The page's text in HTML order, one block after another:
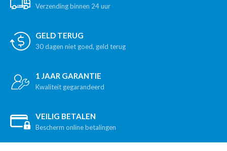
Verzending binnen 24 uur
GELD TERUG
30 dagen niet goed, geld terug
1 JAAR GARANTIE
Kwaliteit gegarandeerd
VEILIG BETALEN
Bescherm online betalingen